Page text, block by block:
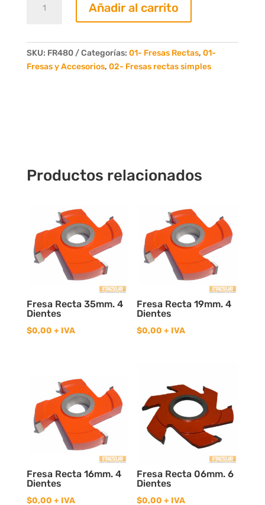
Recta
Dientes
cantidad
Añadir al carrito
SKU: FR480 Categorías: 01- Fresas Rectas, 01-
Fresas y Accesorios, 02- Fresas rectas simples
Productos relacionados
Fresa Recta 35mm. 4
Dientes
$0,00 + IVA
Fresa Recta 19mm. 4
Dientes
$0,00 + IVA
Fresa Recta 16mm. 4
Dientes
$0,00 + IVA
Fresa Recta 06mm. 6
Dientes
$0,00 + IVA